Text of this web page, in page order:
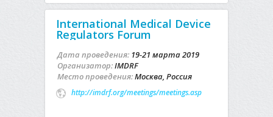
International Medical Device
Regulators Forum
Дата проведения: 19-21 марта 2019
Организатор:IMDRF
Место проведения:Москва, Россия
http://imdrf.org/meetings/meetings.asp